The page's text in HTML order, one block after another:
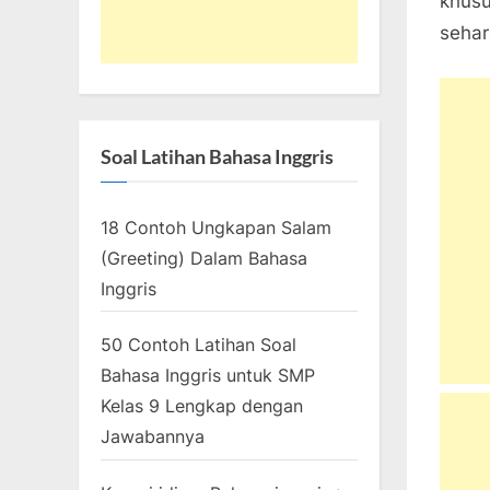
Soal Latihan Bahasa Inggris
18 Contoh Ungkapan Salam
(Greeting) Dalam Bahasa
Inggris
50 Contoh Latihan Soal
Bahasa Inggris untuk SMP
Kelas 9 Lengkap dengan
Jawabannya